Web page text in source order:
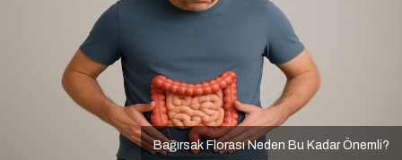
Bağırsak Florası Neden Bu Kadar Önemli?